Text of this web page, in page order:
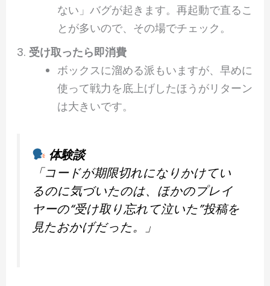
ない」バグが起きます。再起動で直るこ
とが多いので、その場でチェック。
受け取ったら即消費
ボックスに溜める派もいますが、早めに
使って戦力を底上げしたほうがリターン
は大きいです。
体験談
「コードが期限切れになりかけてい
るのに気づいたのは、ほかのプレイ
ヤーの“受け取り忘れて泣いた”投稿を
見たおかげだった。」